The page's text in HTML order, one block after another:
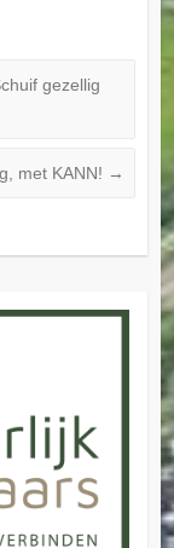
gezellig
met KANN! →